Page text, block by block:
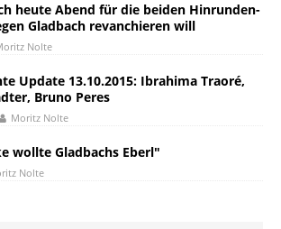
heute Abend für die beiden Hinrunden-
Gladbach revanchieren will
Nolte
Update 13.10.2015: Ibrahima Traoré,
Bruno Peres
Moritz Nolte
wollte Gladbachs Eberl"
Nolte